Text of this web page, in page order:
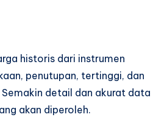
historis dari instrumen
penutupan, tertinggi, dan
detail dan akurat data
akan diperoleh.